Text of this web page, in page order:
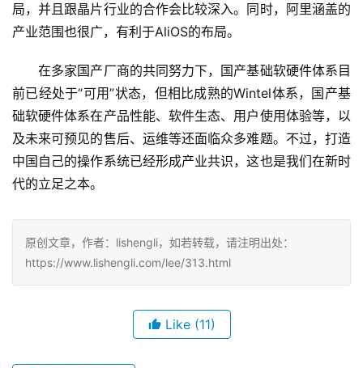
局，并且跟晶片行业的合作会比较深入。同时，阿里涵盖的
产业范围也很广，有利于AliOS的布局。
在多家国产厂商的共同努力下，国产基础软硬件体系目
前已经处于“可用”状态，但相比成熟的Wintel体系，国产基
础软硬件体系在产品性能、软件生态、用户使用体验等，以
及未来可预见的售后、运维等还面临众多难题。不过，打造
中国自己的操作系统已经形成产业共识，这也是我们在新时
代的立足之本。
原创文章，作者：lishengli，如若转载，请注明出处：
https://www.lishengli.com/lee/313.html
Like (11)